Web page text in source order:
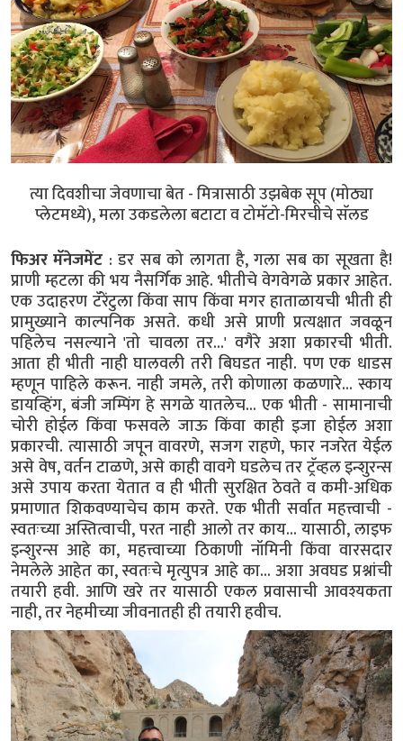
त्या दिवशीचा जेवणाचा बेत - मित्रासाठी उझबेक सूप (मोठ्या
प्लेटमध्ये), मला उकडलेला बटाटा व टोमॅटो-मिरचीचे सॅलड
फिअर मॅनेजमेंट : डर सब को लागता है, गला सब का सूखता है!
प्राणी म्हटला की भय नैसर्गिक आहे. भीतीचे वेगवेगळे प्रकार आहेत.
एक उदाहरण टॅरेंटुला किंवा साप किंवा मगर हाताळायची भीती ही
प्रामुख्याने काल्पनिक असते. कधी असे प्राणी प्रत्यक्षात जवळून
पहिलेच नसल्याने 'तो चावला तर...' वगैरे अशा प्रकारची भीती.
आता ही भीती नाही घालवली तरी बिघडत नाही. पण एक धाडस
म्हणून पाहिले करून. नाही जमले, तरी कोणाला कळणारे... स्काय
डायव्हिंग, बंजी जम्पिंग हे सगळे यातलेच... एक भीती - सामानाची
चोरी होईल किंवा फसवले जाऊ किंवा काही इजा होईल अशा
प्रकारची. त्यासाठी जपून वावरणे, सजग राहणे, फार नजरेत येईल
असे वेष, वर्तन टाळणे, असे काही वावगे घडलेच तर ट्रॅव्हल इन्शुरन्स
असे उपाय करता येतात व ही भीती सुरक्षित ठेवते व कमी-अधिक
प्रमाणात शिकवण्याचेच काम करते. एक भीती सर्वात महत्त्वाची -
स्वतःच्या अस्तित्वाची, परत नाही आलो तर काय... यासाठी, लाइफ
इन्शुरन्स आहे का, महत्त्वाच्या ठिकाणी नॉमिनी किंवा वारसदार
नेमलेले आहेत का, स्वतःचे मृत्युपत्र आहे का... अशा अवघड प्रश्नांची
तयारी हवी. आणि खरे तर यासाठी एकल प्रवासाची आवश्यकता
नाही, तर नेहमीच्या जीवनातही ही तयारी हवीच.